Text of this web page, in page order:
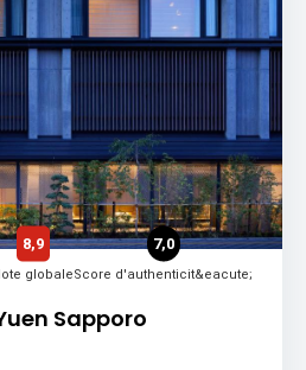
Sapporo
8,9
globale
7,0
Score d'authenticit&eacute;